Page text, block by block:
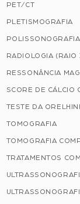
PET/CT
PLETISMOGRAFIA
POLISSONOGRAFIA
RADIOLOGIA (RAIO
RESSONÂNCIA
SCORE DE CÁLCIO
TESTE DA
TOMOGRAFIA
TOMOGRAFIA
TRATAMENTOS